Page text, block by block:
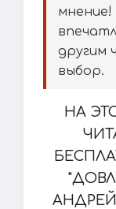
другим
выбор.
НА